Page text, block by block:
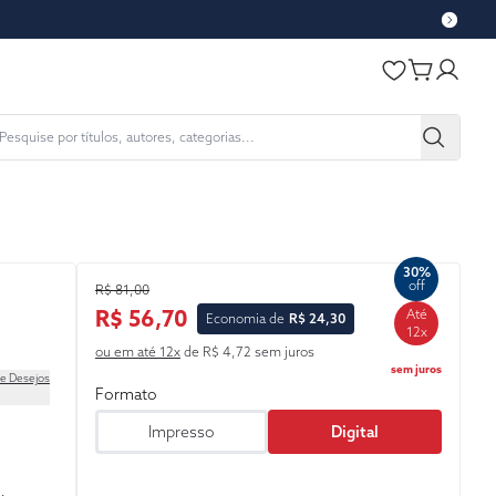
Desejos
R$ 81,00
R$ 56,70 Economia de R$ 24,30
30%
off
Até
12x
sem juros
ou em até 12xde R$ 4,72 sem juros
Formato
Impresso
Digital